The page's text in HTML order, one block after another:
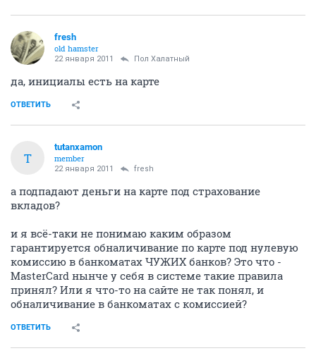
ОТВЕТИТЬ
asentlik
21 января 2011 asentlik
люди кто оформлял сию карту? не вериться в такие
old hamster
22 января 2011
ОТВЕТИТЬ
T
tutanxamon
member
а подпадают деньги на карте под страхование
вкладов?